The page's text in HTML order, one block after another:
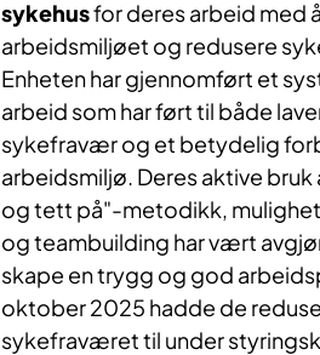
sykehusfor deres arbeid med
arbeidsmiljøet og redusere
Enheten har gjennomført et
arbeid som har ført til både
sykefravær og et betydelig
arbeidsmiljø. Deres aktive bruk
og tett på"-metodikk,
og teambuilding har vært
skape en trygg og god
oktober 2025 hadde de
sykefraværet til under